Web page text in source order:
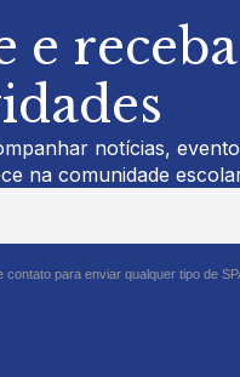
e receba
notícias,
na comunidade
para enviar qualquer tipo de